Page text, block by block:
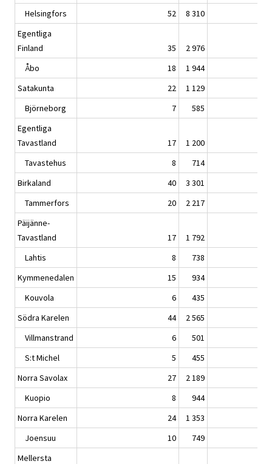
Helsingfors
52
8 310
Egentliga
Finland
35
2 976
Åbo
18
1 944
Satakunta
22
1 129
Björneborg
7
585
Egentliga
Tavastland
17
1 200
Tavastehus
8
714
Birkaland
40
3 301
Tammerfors
20
2 217
Päijänne-
Tavastland
17
1 792
Lahtis
8
738
Kymmenedalen
15
934
Kouvola
6
435
Södra Karelen
44
2 565
Villmanstrand
6
501
S:t Michel
5
455
Norra Savolax
27
2 189
Kuopio
8
944
Norra Karelen
24
1 353
Joensuu
10
749
Mellersta